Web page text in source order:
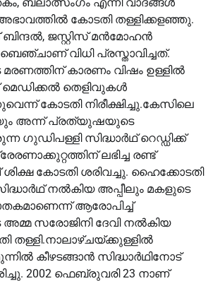
കോടതി തള്ളിക്കളഞ്ഞു.
ബിന്ദൽ, ജസ്റ്റിസ് മൻമോഹൻ
വിധി പ്രസ്താവിച്ചത്.
കാരണം വിഷം ഉള്ളിൽ
മെഡിക്കൽ തെളിവുകൾ
കോടതി നിരീക്ഷിച്ചു.കേസിലെ
അന്ന് പ്രത്യുഷയുടെ
​ഗുഡിപള്ളി സിദ്ധാർഥ് റെഡ്ഡിക്ക്
ലഭിച്ച രണ്ട്
കോടതി ശരിവച്ചു. ഹൈക്കോടതി
നൽകിയ അപ്പീലും മകളുടെ
ആരോപിച്ച്
സരോജിനി ദേവി നൽകിയ
തള്ളി.നാലാഴ്ചയ്ക്കുള്ളിൽ
കീഴടങ്ങാൻ സിദ്ധാർഥിനോട്
2002 ഫെബ്രുവരി 23 നാണ്